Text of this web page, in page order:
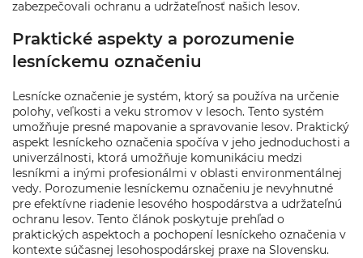
zabezpečovali ochranu a udržateľnosť našich lesov.
Praktické aspekty a porozumenie
lesníckemu označeniu
Lesnícke označenie je systém, ktorý sa používa na určenie
polohy, veľkosti a veku stromov v lesoch. Tento systém
umožňuje presné mapovanie a spravovanie lesov. Praktický
aspekt lesníckeho označenia spočíva v jeho jednoduchosti a
univerzálnosti, ktorá umožňuje komunikáciu medzi
lesníkmi a inými profesionálmi v oblasti environmentálnej
vedy. Porozumenie lesníckemu označeniu je nevyhnutné
pre efektívne riadenie lesového hospodárstva a udržateľnú
ochranu lesov. Tento článok poskytuje prehľad o
praktických aspektoch a pochopení lesníckeho označenia v
kontexte súčasnej lesohospodárskej praxe na Slovensku.